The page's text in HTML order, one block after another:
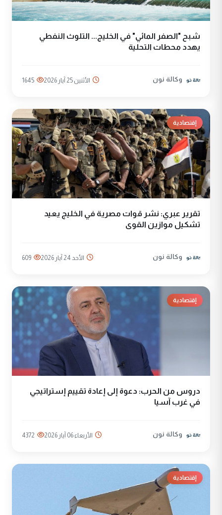
شبح "الصفر المائي" في الخليج... التلوث النفطي
يهدد محطات التحلية
وكالة نون الأثنين 25 آيار 2026 1645
إقتصادية
تقرير عبري: نشر قوات مصرية في الخليج يعيد
تشكيل موازين القوى
وكالة نون الأحد 24 آيار 2026 609
إقتصادية
دروس من الحرب: دعوة إلى إعادة تقييم إستراتيجي
في غرب آسيا
وكالة نون الأربعاء 06 آيار 2026 4372
إقتصادية